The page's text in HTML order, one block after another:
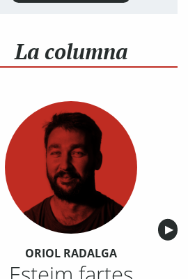
La columna
▶︎
ORIOL RADALGA